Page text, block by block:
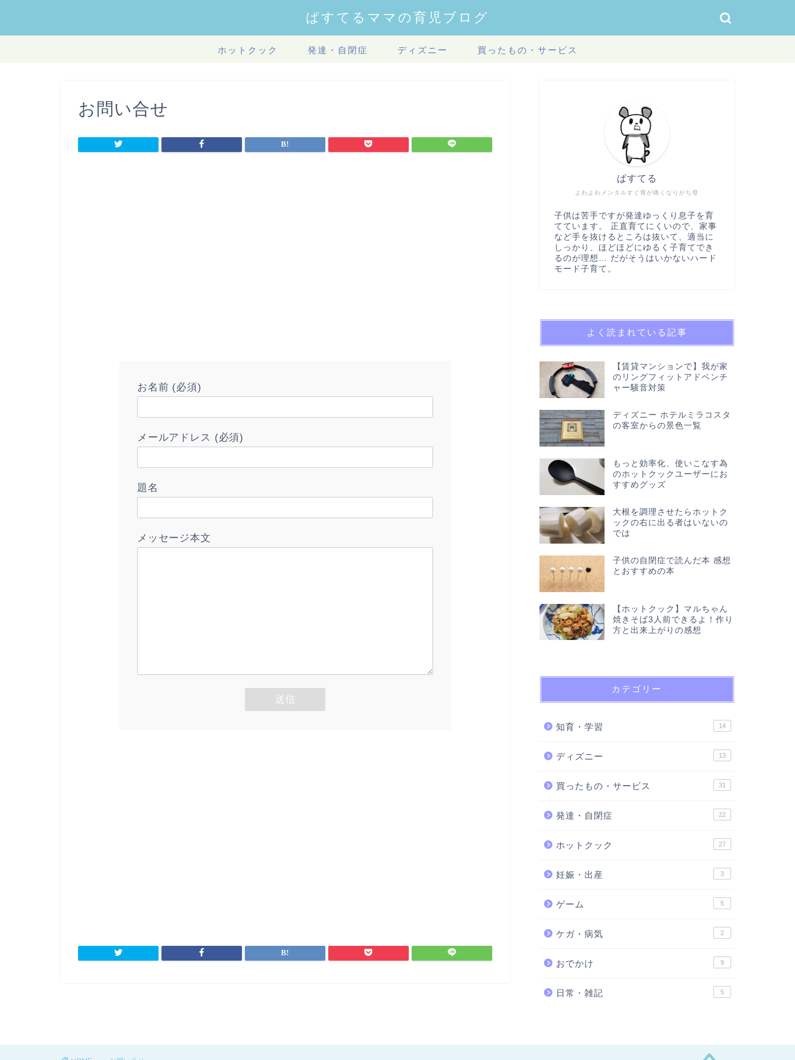
ぱすてるママの育児ブログ
ホットクック 発達・自閉症 ディズニー 買ったもの・サービス
お問い合せ
お名前 (必須)
メールアドレス (必須)
題名
メッセージ本文
よわよわメンタルすぐ胃が痛くなりがち母
ぱすてる
子供は苦手ですが発達ゆっくり息子を育
てています。 正直育てにくいので、家事
など手を抜けるところは抜いて、適当に
しっかり、ほどほどにゆるく子育てでき
るのが理想… だがそうはいかないハード
モード子育て。
よく読まれている記事
【賃貸マンションで】我が家
のリングフィットアドベンチ
ャー騒音対策
ディズニー ホテルミラコスタ
の客室からの景色一覧
もっと効率化、使いこなす為
のホットクックユーザーにお
すすめグッズ
大根を調理させたらホットク
ックの右に出る者はいないの
では
子供の自閉症で読んだ本 感想
とおすすめの本
【ホットクック】マルちゃん
焼きそば3人前できるよ！作り
方と出来上がりの感想
カテゴリー
知育・学習 14
ディズニー 13
買ったもの・サービス 31
発達・自閉症 22
ホットクック 27
妊娠・出産 3
ゲーム 5
ケガ・病気 2
おでかけ 9
日常・雑記 5